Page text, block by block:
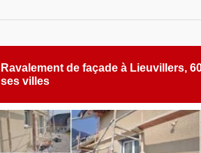
Ravalement de façade à Lieuvillers,
ses villes